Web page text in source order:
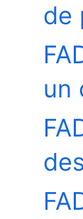
de
un